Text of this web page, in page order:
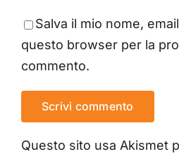
Salva il mio nome,
questo browser per la
commento.
Questo sito usa Akismet